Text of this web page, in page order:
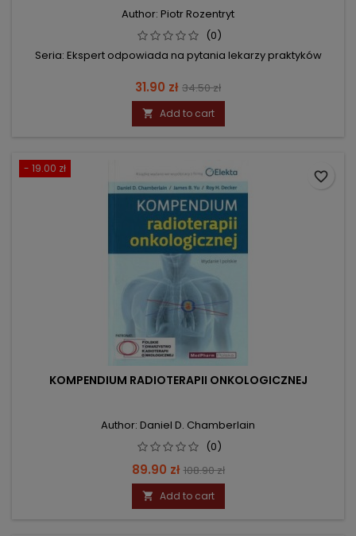
Author: Piotr Rozentryt
(0)
Seria: Ekspert odpowiada na pytania lekarzy praktyków
Price
31.90 zł Regular
price
34.50 zł
 Add to cart
- 19.00 zł
KOMPENDIUM RADIOTERAPII ONKOLOGICZNEJ
Author: Daniel D. Chamberlain
(0)
Price
89.90 zł Regular
price
108.90 zł
 Add to cart
favorite_border